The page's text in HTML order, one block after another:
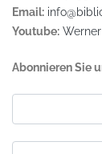
Email:
Youtube:
Abonnieren Sie